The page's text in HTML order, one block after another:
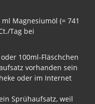
Magnesiumöl (= 741
Tag bei
100ml-Fläschchen
vorhanden sein
oder im Internet
Sprühaufsatz, weil